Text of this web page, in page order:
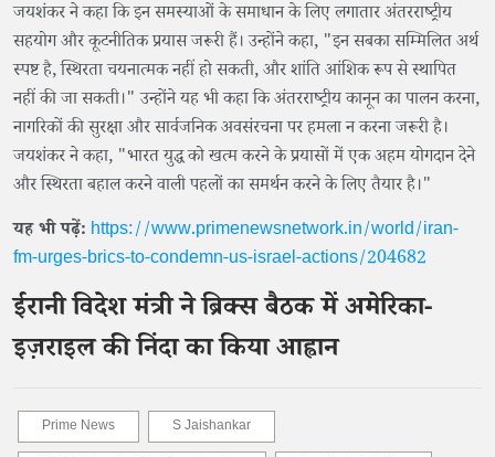
जयशंकर ने कहा कि इन समस्याओं के समाधान के लिए लगातार अंतरराष्ट्रीय
सहयोग और कूटनीतिक प्रयास जरूरी हैं। उन्होंने कहा, "इन सबका सम्मिलित अर्थ
स्पष्ट है, स्थिरता चयनात्मक नहीं हो सकती, और शांति आंशिक रूप से स्थापित
नहीं की जा सकती।" उन्होंने यह भी कहा कि अंतरराष्ट्रीय कानून का पालन करना,
नागरिकों की सुरक्षा और सार्वजनिक अवसंरचना पर हमला न करना जरूरी है।
जयशंकर ने कहा, "भारत युद्ध को खत्म करने के प्रयासों में एक अहम योगदान देने
और स्थिरता बहाल करने वाली पहलों का समर्थन करने के लिए तैयार है।"
यह भी पढ़ें: https://www.primenewsnetwork.in/world/iran-
fm-urges-brics-to-condemn-us-israel-actions/204682
ईरानी विदेश मंत्री ने ब्रिक्स बैठक में अमेरिका-
इज़राइल की निंदा का किया आह्वान
Prime News
S Jaishankar